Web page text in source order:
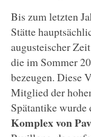
Bis zum letzten
Stätte
augusteischer
die im Sommer
bezeugen. Diese
Mitglied der
Spätantike
Komplex von